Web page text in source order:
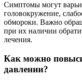
Симптомы могут
головокружение,
обмороки. Важно
при их наличии
лечения.
Как можно
давлении?